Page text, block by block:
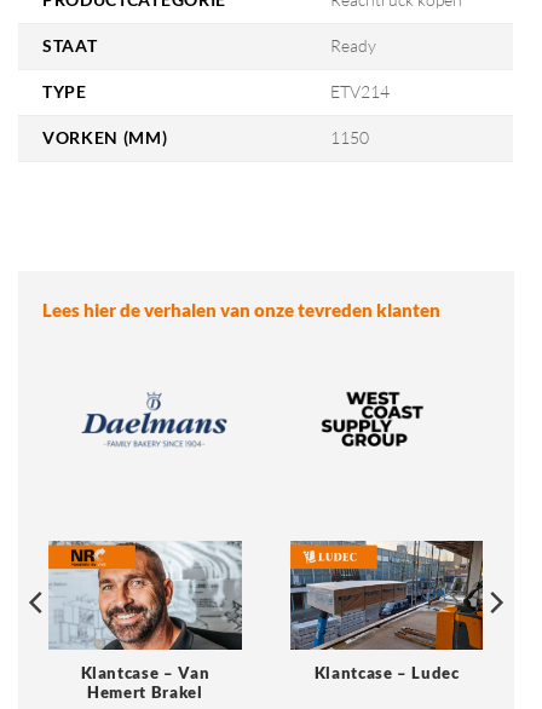
STAAT Ready
TYPE ETV214
VORKEN (MM) 1150
Lees hier de verhalen van onze tevreden klanten
Klantcase – Van
Hemert Brakel
Klantcase – Ludec